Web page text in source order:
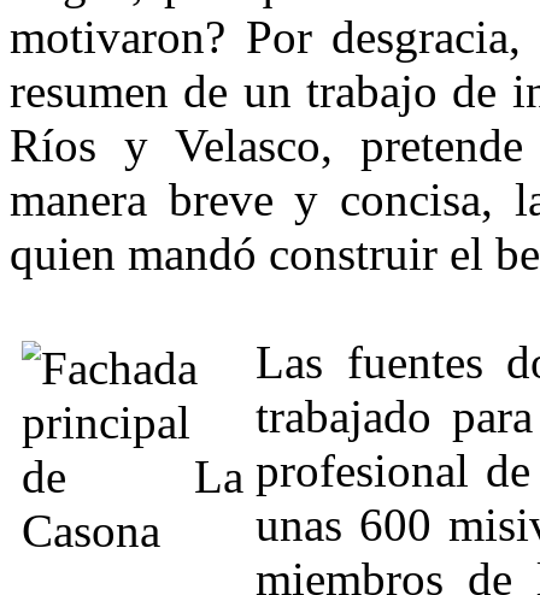
motivaron? Por
resumen de un trabajo de
Ríos y Velasco,
manera breve y concisa,
quien mandó construir el
Las fuentes
trabajado
profesional
unas 600
miembros